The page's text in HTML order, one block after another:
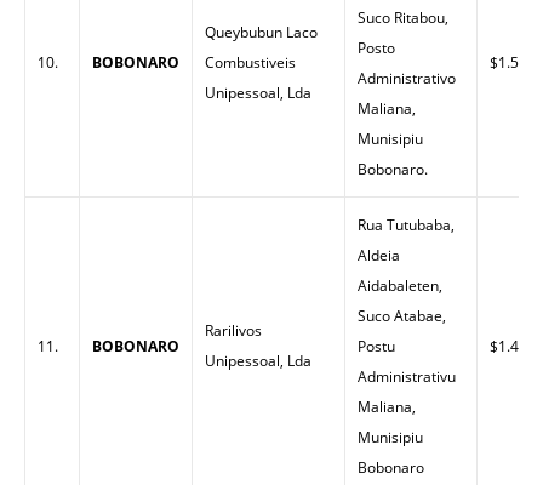
10. BOBONARO
Queybubun Laco
Combustiveis
Unipessoal, Lda
Suco Ritabou,
Posto
Administrativo
Maliana,
Munisipiu
Bobonaro.
$1.58
11. BOBONARO
Rarilivos
Unipessoal, Lda
Rua Tutubaba,
Aldeia
Aidabaleten,
Suco Atabae,
Postu
Administrativu
Maliana,
Munisipiu
Bobonaro
$1.45